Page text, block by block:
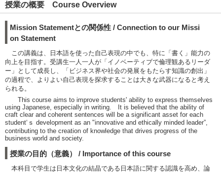
授業の概要 Course Overview
Mission Statementとの関係性 / Connection to our Missi
on Statement
この講義は、日本語を使った自己表現の中でも、特に「書く」能力の
向上を目指す。受講生一人一人が「イノベーティブで倫理観あるリーダ
ー」として成長し、「ビジネス界や社会の発展をもたらす知識の創出」
の過程で、よりよい自己表現を探求することは大きな武器になると考え
られる。
This course aims to improve students' ability to express themselves
using Japanese, especially in writing. It is believed that the ability of
craft clear and coherent sentences will be a significant asset for each
student‘ｓ development as an "innovative and ethically minded leader”,
contributing to the creation of knowledge that drives progress of the
business world and society.
授業の目的（意義） / Importance of this course
本科目で学生は日本文化の結晶である日本語に関する認識を高め、論